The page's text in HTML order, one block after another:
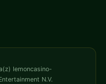
lemoncasino-
N.V.